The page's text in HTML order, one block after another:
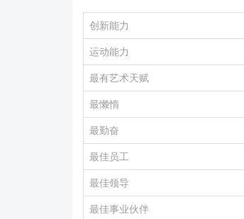
创新能力
运动能力
最有艺术天赋
最懒惰
最勤奋
最佳员工
最佳领导
最佳事业伙伴